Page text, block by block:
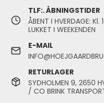
TLF:. ÅBNINGSTIDER
ÅBENT I HVERDAGE: Kl.
LUKKET I WEEKENDEN
E-MAIL
RETURLAGER
SYDHOLMEN 9, 2650
/ CO BRINK